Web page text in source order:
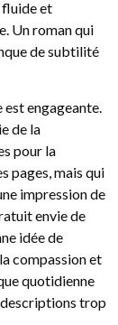
fluide et
Un roman qui
de subtilité
est engageante.
de la
pour la
pages, mais qui
impression de
envie de
idée de
compassion et
quotidienne
descriptions trop